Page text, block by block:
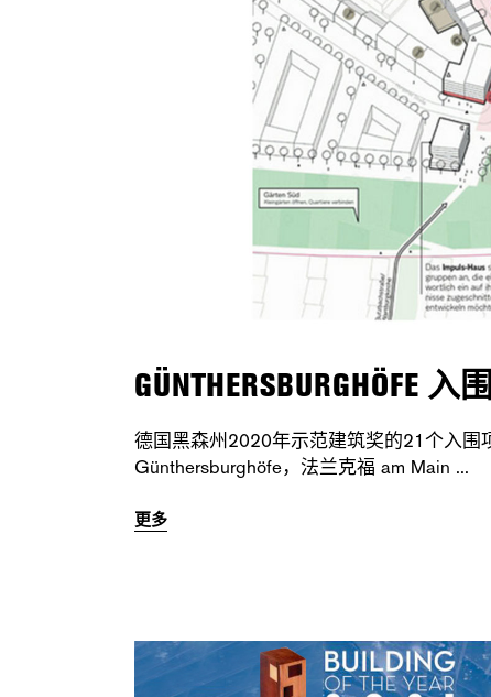
GÜNTHERSBURGHÖFE
德国黑森州2020年示范建筑奖的21个入
Günthersburghöfe，法兰克福 am Main
更多